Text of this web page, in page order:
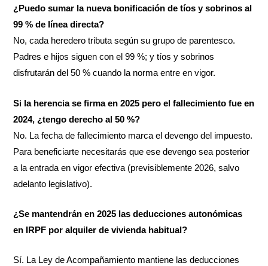
¿Puedo sumar la nueva bonificación de tíos y sobrinos al
99 % de línea directa?
No, cada heredero tributa según su grupo de parentesco.
Padres e hijos siguen con el 99 %; y tíos y sobrinos
disfrutarán del 50 % cuando la norma entre en vigor.
Si la herencia se firma en 2025 pero el fallecimiento fue en
2024, ¿tengo derecho al 50 %?
No. La fecha de fallecimiento marca el devengo del impuesto.
Para beneficiarte necesitarás que ese devengo sea posterior
a la entrada en vigor efectiva (previsiblemente 2026, salvo
adelanto legislativo).
¿Se mantendrán en 2025 las deducciones autonómicas
en IRPF por alquiler de vivienda habitual?
Sí. La Ley de Acompañamiento mantiene las deducciones